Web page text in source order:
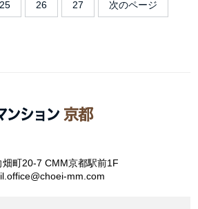
25 26 27 次のページ
町20-7 CMM京都駅前1F
mm.com